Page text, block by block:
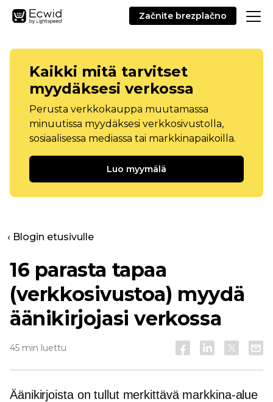
Začnite brezplačno
Kaikki mitä tarvitset
myydäksesi verkossa
Perusta verkkokauppa muutamassa
minuutissa myydäksesi verkkosivustolla,
sosiaalisessa mediassa tai markkinapaikoilla.
Luo myymälä
‹ Blogin etusivulle
16 parasta tapaa
(verkkosivustoa) myydä
äänikirjojasi verkossa
45 min luettu
Äänikirjoista on tullut merkittävä markkina-alue